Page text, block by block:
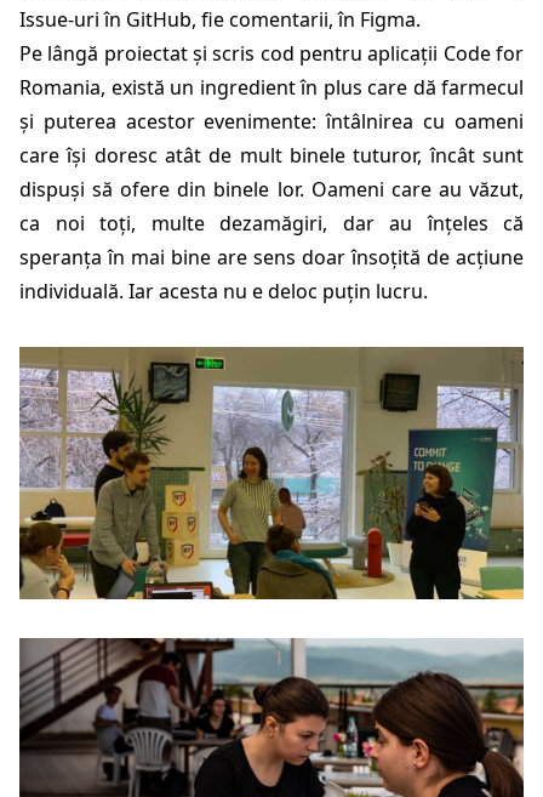
Issue-uri în GitHub, fie comentarii, în Figma.
Pe lângă proiectat și scris cod pentru aplicații Code for
Romania, există un ingredient în plus care dă farmecul
și puterea acestor evenimente: întâlnirea cu oameni
care își doresc atât de mult binele tuturor, încât sunt
dispuși să ofere din binele lor. Oameni care au văzut,
ca noi toți, multe dezamăgiri, dar au înțeles că
speranța în mai bine are sens doar însoțită de acțiune
individuală. Iar acesta nu e deloc puțin lucru.